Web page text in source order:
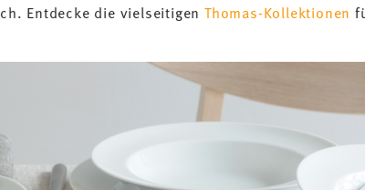
Entdecke die vielseitigen Thomas-Kollektionen